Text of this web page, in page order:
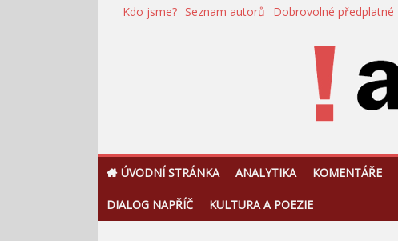
PřeskočitKdo jsme? Seznam autorů Dobrovolné předplatné
!Argument
ÚVODNÍ STRÁNKA ANALYTIKA KOMENTÁŘE
DIALOG NAPŘÍČ KULTURA A POEZIE